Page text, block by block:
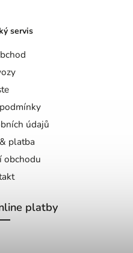
servis
údajů
platba
obchodu
platby